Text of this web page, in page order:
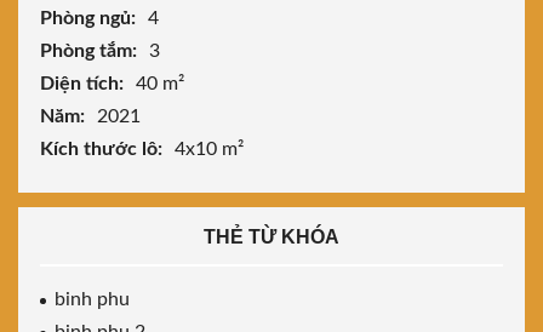
Phòng ngủ:
4
Phòng tắm:
3
Diện tích:
40 m²
Năm:
2021
Kích thước lô:
4x10 m²
THẺ TỪ KHÓA
binh phu